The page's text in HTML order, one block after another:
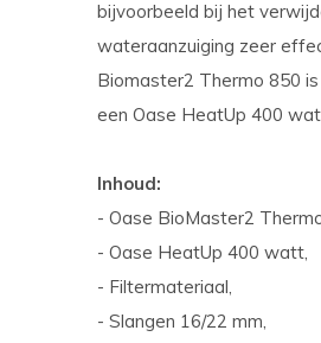
bijvoorbeeld bij het
wateraanzuiging zeer
Biomaster2 Thermo 850
een Oase HeatUp 400
Inhoud:
- Oase BioMaster2
- Oase HeatUp 400 watt,
- Filtermateriaal,
- Slangen 16/22 mm,